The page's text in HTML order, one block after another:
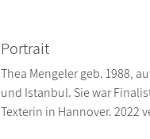
Portrait
Thea Mengeler geb. 1988,
und Istanbul. Sie war
Texterin in Hannover. 2022